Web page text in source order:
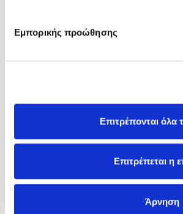
Εμπορικής προώθησης
Επιτρέπονται όλα
Επιτρέπεται η
Άρνηση